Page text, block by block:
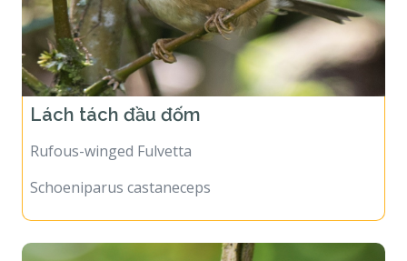
Lách tách đầu đốm
Rufous-winged Fulvetta
Schoeniparus castaneceps